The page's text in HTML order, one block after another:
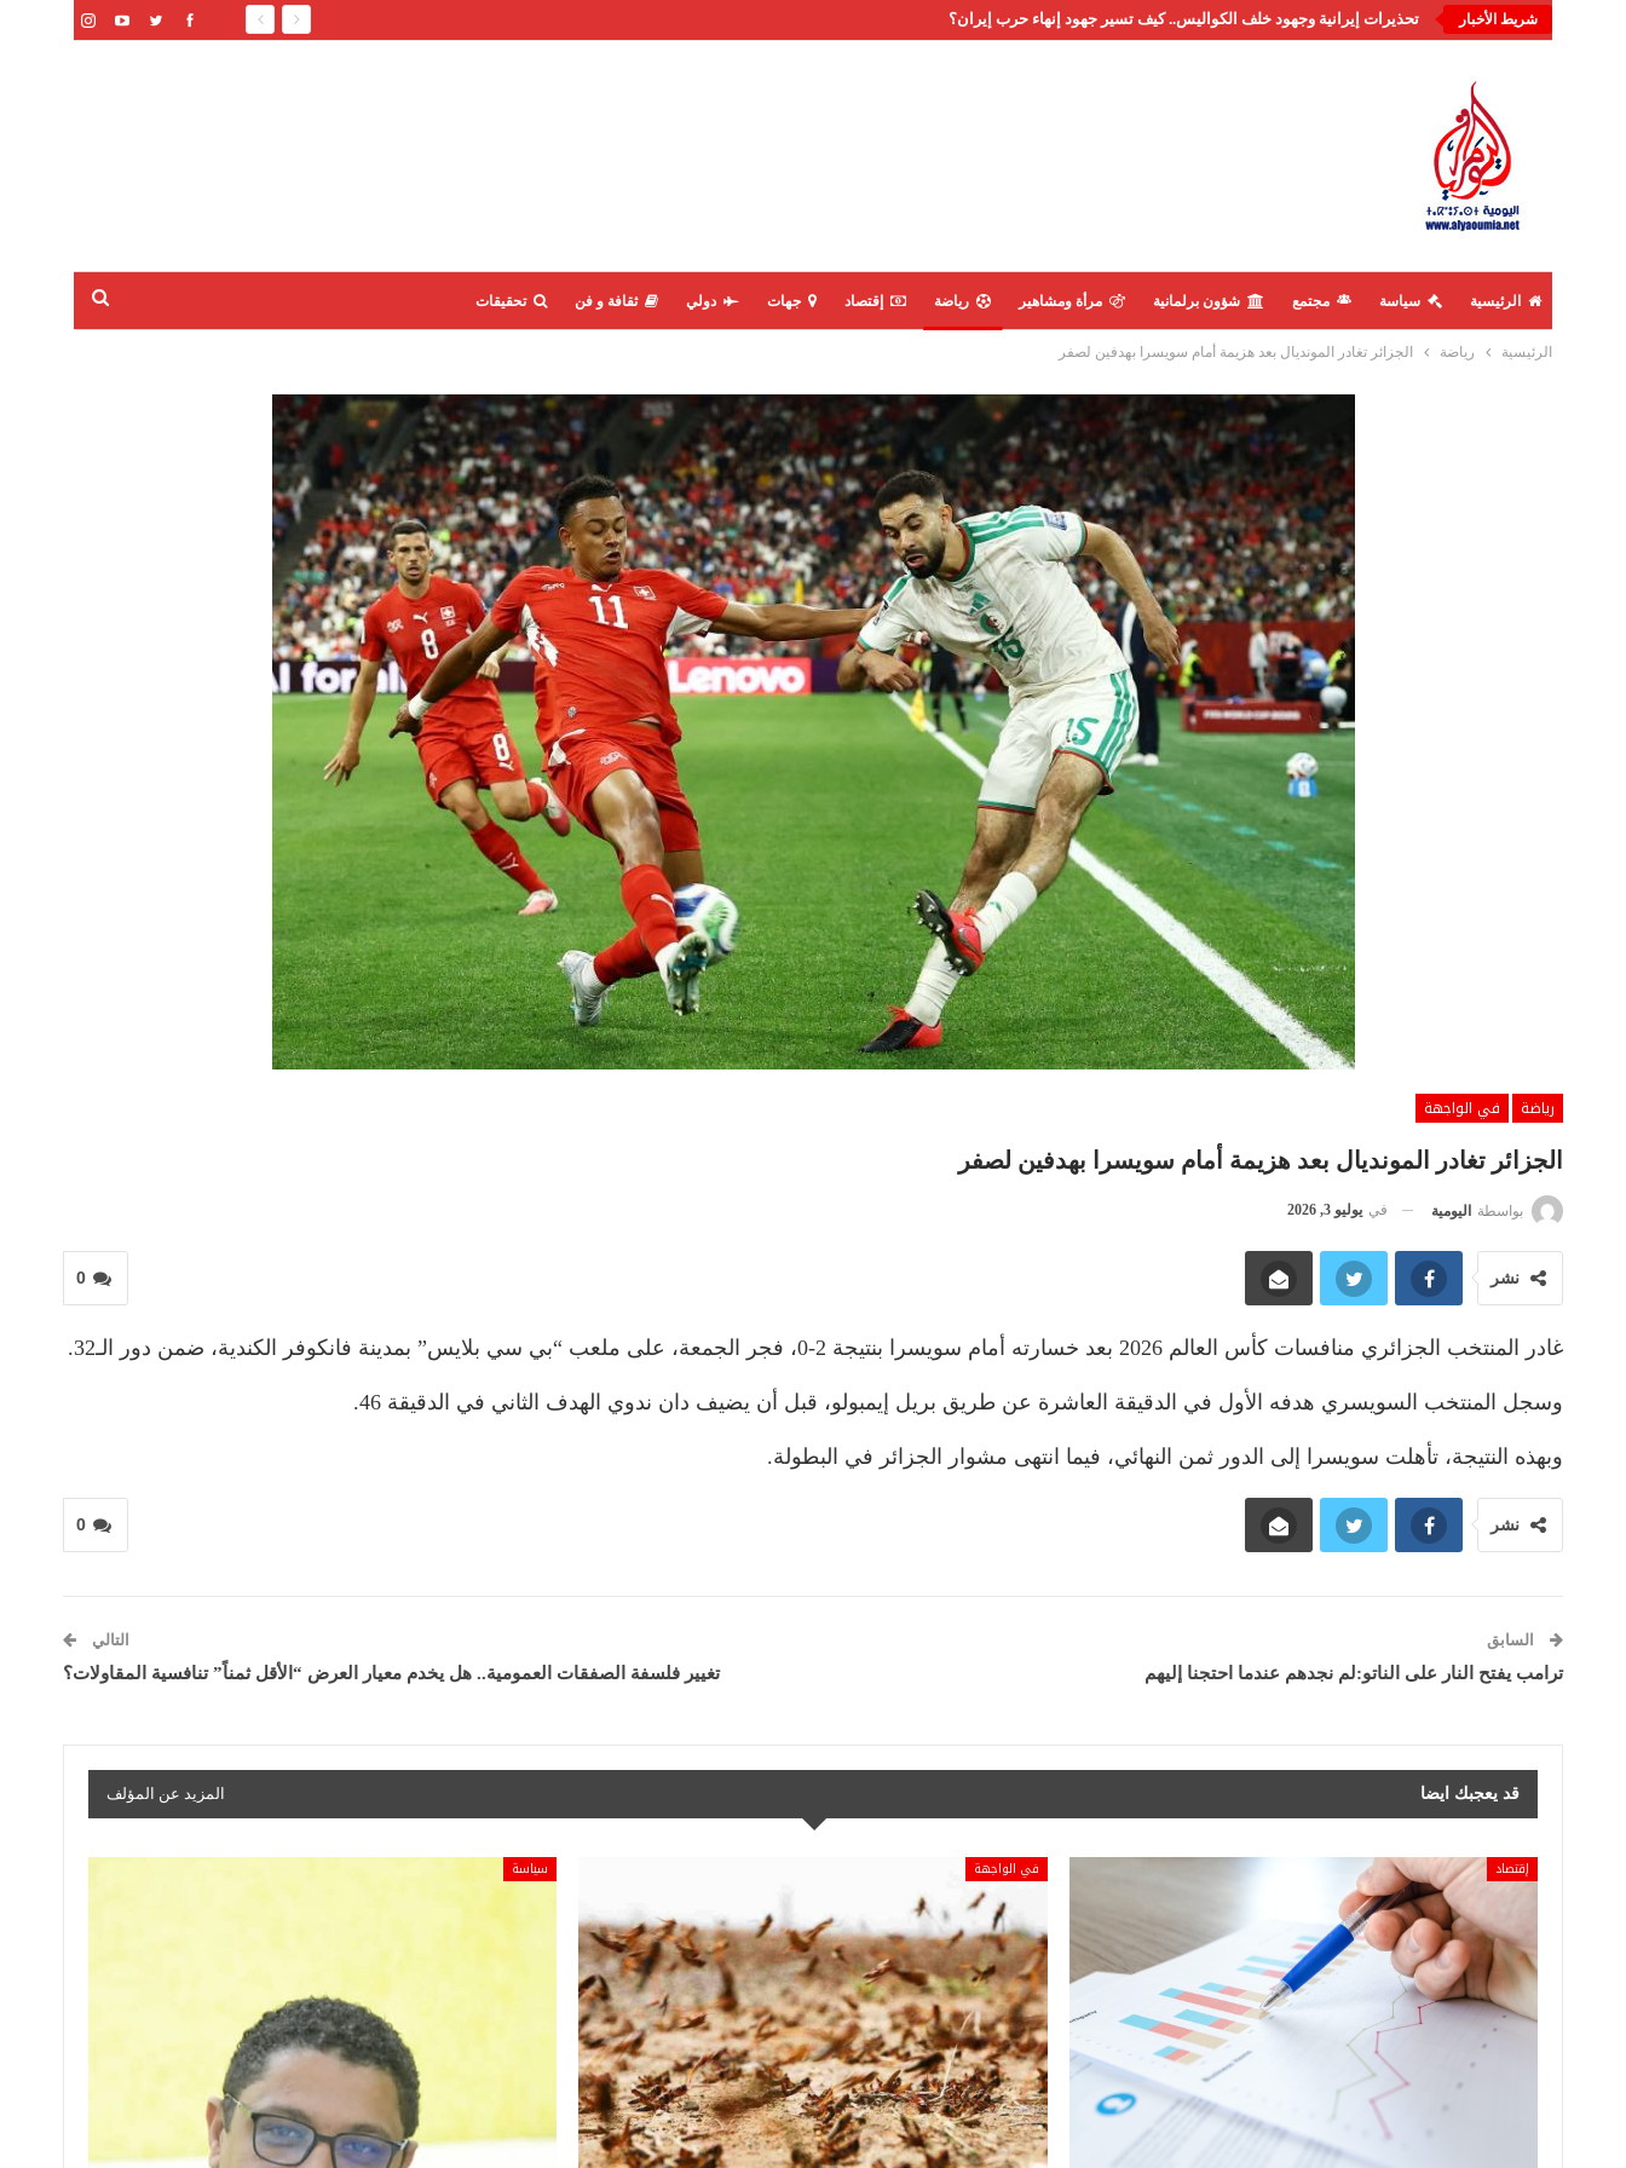
شريط الأخبار تحذيرات إيرانية وجهود خلف الكواليس.. كيف تسير جهود إنهاء حرب إيران؟
الرئيسية سياسة مجتمع شؤون برلمانية مرأة ومشاهير رياضة إقتصاد جهات دولي ثقافة و فن تحقيقات
الرئيسية رياضة الجزائر تغادر المونديال بعد هزيمة أمام سويسرا بهدفين لصفر
رياضة
في الواجهة
الجزائر تغادر المونديال بعد هزيمة أمام سويسرا بهدفين لصفر
بواسطة اليومية في يوليو 3, 2026
0 نشر
غادر المنتخب الجزائري منافسات كأس العالم 2026 بعد خسارته أمام سويسرا بنتيجة 2-0، فجر الجمعة، على ملعب “بي سي بلايس” بمدينة فانكوفر الكندية، ضمن دور الـ32.
وسجل المنتخب السويسري هدفه الأول في الدقيقة العاشرة عن طريق بريل إيمبولو، قبل أن يضيف دان ندوي الهدف الثاني في الدقيقة 46.
وبهذه النتيجة، تأهلت سويسرا إلى الدور ثمن النهائي، فيما انتهى مشوار الجزائر في البطولة.
0 نشر
السابق
ترامب يفتح النار على الناتو:لم نجدهم عندما احتجنا إليهم
التالي
تغيير فلسفة الصفقات العمومية.. هل يخدم معيار العرض “الأقل ثمناً” تنافسية المقاولات؟
قد يعجبك ايضا المزيد عن المؤلف
إقتصاد في الواجهة سياسة